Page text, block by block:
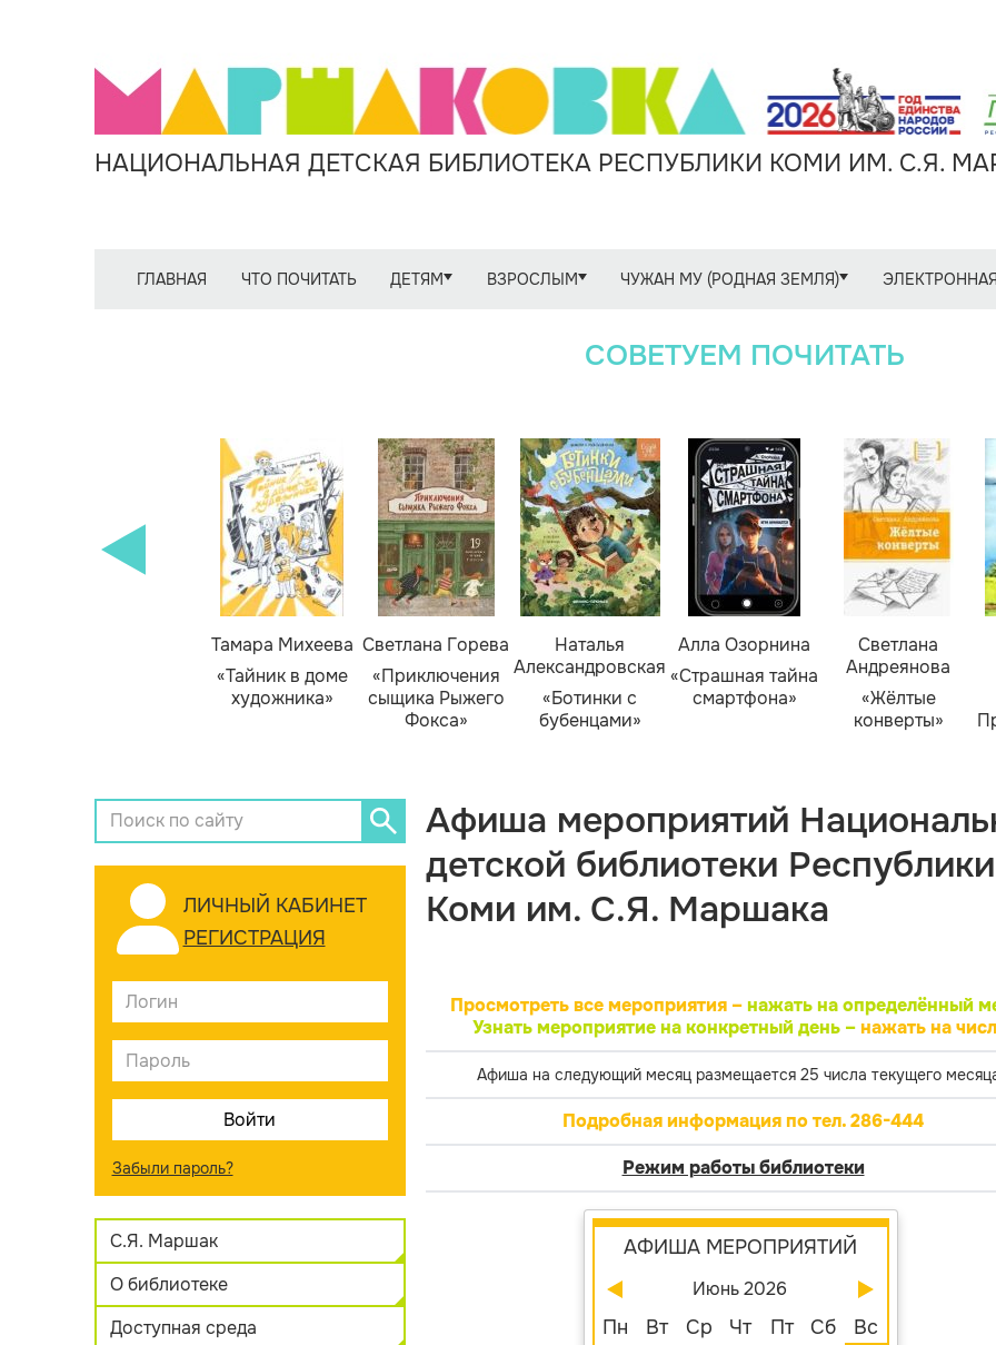
НАЦИОНАЛЬНАЯ ДЕТСКАЯ БИБЛИОТЕКА РЕСПУБЛИКИ КОМИ ИМ. С.Я.
ГЛАВНАЯ ЧТО ПОЧИТАТЬ ДЕТЯМ ВЗРОСЛЫМ ЧУЖАН МУ (РОДНАЯ ЗЕМЛЯ)
СОВЕТУЕМ ПОЧИТАТЬ
Тамара Михеева
«Тайник в доме
художника»
Светлана Горева
«Приключения
сыщика Рыжего
Фокса»
Наталья
Александровская
«Ботинки с
бубенцами»
Алла Озорнина
«Страшная тайна
смартфона»
Светлана
Андреянова
«Жёлтые
конверты»
ЛИЧНЫЙ КАБИНЕТ
РЕГИСТРАЦИЯ
Забыли пароль?
С.Я. Маршак
О библиотеке
Доступная среда
Афиша мероприятий
детской библиотеки Республики
Коми им. С.Я. Маршака
Просмотреть все мероприятия – нажать на определённый
Узнать мероприятие на конкретный день –нажать на
Афиша на следующий месяц размещается 25 числа текущего
Подробная информация по тел. 286-444
Режим работы библиотеки
АФИША МЕРОПРИЯТИЙ
Июнь 2026
Пн Вт Ср Чт Пт Сб
Вс